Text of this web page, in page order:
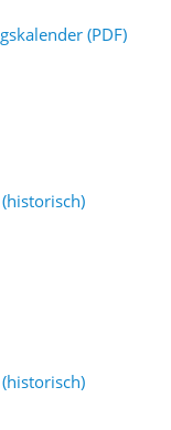
(PDF)